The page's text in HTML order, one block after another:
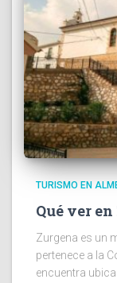
TURISMO EN
Qué ver
Zurgena es un
pertenece a la
encuentra